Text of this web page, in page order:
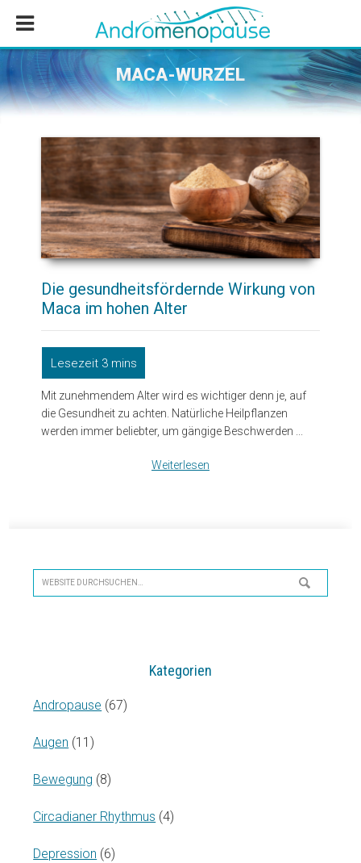
Inhalt
springen
Seitenspalte
springen
Fußzeile
springen
MACA-WURZEL
Die gesundheitsfördernde Wirkung von
Maca im hohen Alter
Mit zunehmendem Alter wird es wichtiger denn je, auf
die Gesundheit zu achten. Natürliche Heilpflanzen
werden immer beliebter, um gängige Beschwerden ...
Weiterlesen
Website
durchsuchen…
Kategorien
Andropause (67)
Augen (11)
Bewegung (8)
Circadianer Rhythmus (4)
Depression (6)